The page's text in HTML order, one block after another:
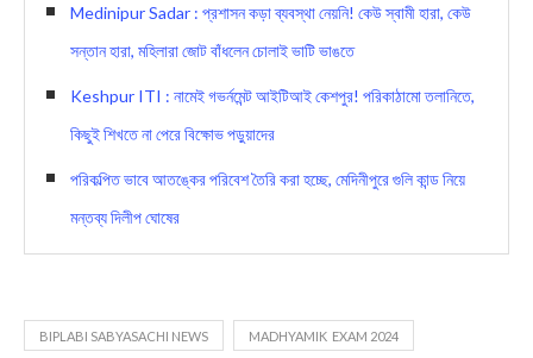
Medinipur Sadar : প্রশাসন কড়া ব্যবস্থা নেয়নি! কেউ স্বামী হারা, কেউ
সন্তান হারা, মহিলারা জোট বাঁধলেন চোলাই ভাটি ভাঙতে
Keshpur ITI : নামেই গভর্নমেন্ট আইটিআই কেশপুর! পরিকাঠামো তলানিতে,
কিছুই শিখতে না পেরে বিক্ষোভ পড়ুয়াদের
পরিকল্পিত ভাবে আতঙ্কের পরিবেশ তৈরি করা হচ্ছে, মেদিনীপুরে গুলি কান্ড নিয়ে
মন্তব্য দিলীপ ঘোষের
BIPLABI SABYASACHI NEWS MADHYAMIK EXAM 2024